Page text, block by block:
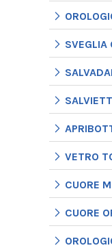
SVEGLIA
VETRO
CUORE
CUORE